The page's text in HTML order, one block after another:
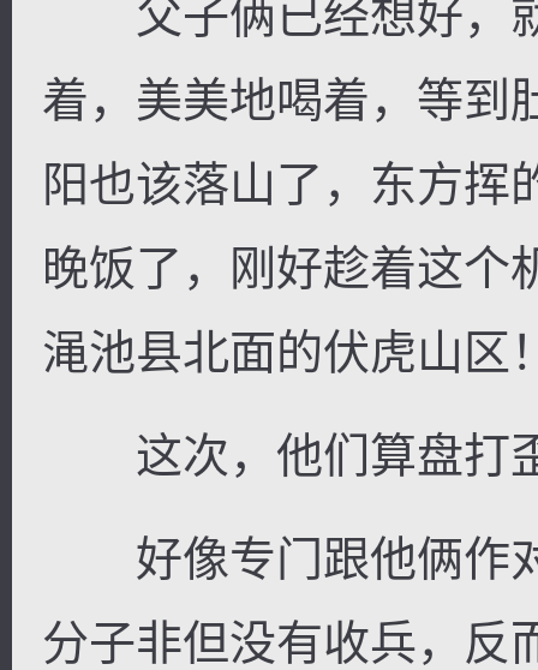
父子俩已经想好，
着，美美地喝着，等到
阳也该落山了，东方挥
晚饭了，刚好趁着这个
渑池县北面的伏虎山区
这次，他们算盘打
好像专门跟他俩作
分子非但没有收兵，反